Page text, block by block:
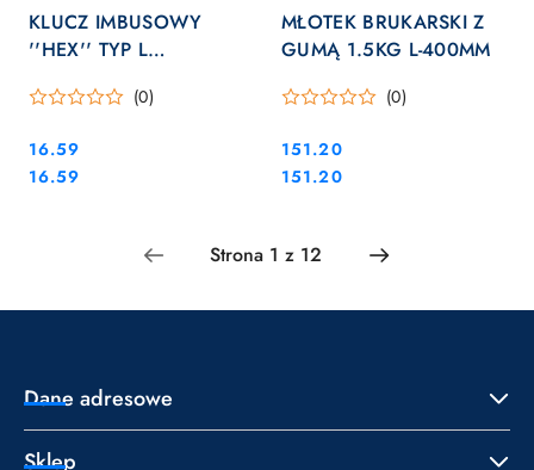
KLUCZ IMBUSOWY
''HEX'' TYP L
140MM
(0)
Cena:
16.59
Cena:
16.59
MŁOTEK BRUKARSKI Z
GUMĄ 1.5KG L-400MM
(0)
Cena:
151.20
Cena:
151.20
Dane adresowe
Sklep